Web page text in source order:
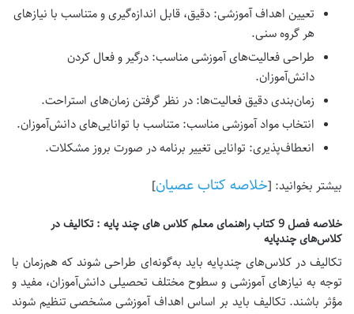
تعیین اهداف آموزشی: دقیق، قابل اندازه‌گیری و متناسب با نیازهای
هر گروه سنی.
طراحی فعالیت‌های آموزشی مناسب: درگیر و فعال کردن
دانش‌آموزان.
زمان‌بندی دقیق فعالیت‌ها: در نظر گرفتن زمان‌های استراحت.
انتخاب مواد آموزشی مناسب: متناسب با توانایی‌های دانش‌آموزان.
انعطاف‌پذیری: توانایی تغییر برنامه در صورت بروز مشکلات.
بیشتر بخوانید: [خلاصه کتاب عصیان]
خلاصه فصل 9 کتاب راهنمای معلم کلاس های چند پایه : تکالیف در
کلاس‌های چندپایه
تکالیف در کلاس‌های چندپایه باید به‌گونه‌ای طراحی شوند که هم‌زمان با
توجه به نیازهای آموزشی و سطوح مختلف تحصیلی دانش‌آموزان، مفید و
مؤثر باشند. تکالیف باید بر اساس اهداف آموزشی مشخصی تنظیم شوند